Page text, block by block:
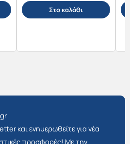
Στο καλάθι
και ενημερωθείτε για νέα
προσφορές! Με την